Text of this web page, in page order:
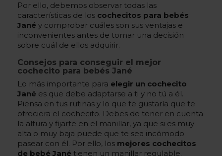
Por ello, debemos observar todas las
características de los cochecitos para bebés
Jané y comprobar cuáles son sus ventajas e
inconvenientes antes de tomar una decisión
sobre cuál de ellos adquirir.
Consejos para conseguir el mejor
cochecito para bebés Jané
Lo más importante para elegir un cochecito
Jané es que debe adaptarse a ti y no tú a él.
Piensa en tus rutinas y lo que te gustaría que te
ofreciera el cochecito. Debes de tener en cuenta
la altura y fijarte en el manillar, ya que si es muy
alta o muy baja puede que te sea incómodo
pasear con él. Por ello, los mejores cochecitos
de bebé Jané tienen un manillar regulable.